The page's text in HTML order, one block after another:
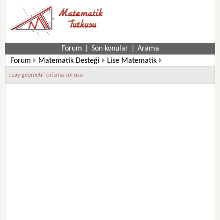
Forum Son konular
Arama
Forum
Matematik Desteği
Lise Matematik
9. Sınıf Matematik Soruları
uzay geometri prizma sorusu